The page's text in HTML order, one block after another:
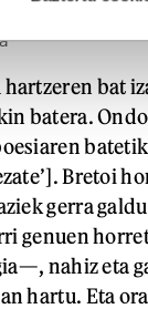
bat
batera.
Bretoi
gerra
genuen
nahiz eta
hartu. Eta